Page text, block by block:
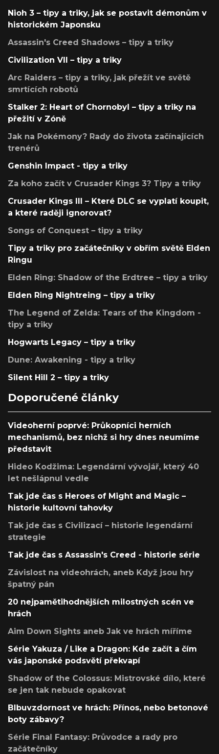
Nioh 3 – tipy a triky, jak se postavit démonům v
historickém Japonsku
Assassin's Creed Shadows – tipy a triky
Civilization VII – tipy a triky
Arc Raiders – tipy a triky, jak přežít ve světě
smrtících robotů
Stalker 2: Heart of Chornobyl – tipy a triky na
přežití v Zóně
Jak na Pokémony? Rady do života začínajících
trenérů
Genshin Impact - tipy a triky
Za koho začít v Crusader Kings 3? Tipy a triky
Crusader Kings III – Které DLC se vyplatí koupit,
a které raději ignorovat?
Songs of Conquest – tipy a triky
Tipy a triky pro začátečníky v obřím světě Elden
Ringu
Elden Ring: Shadow of the Erdtree – tipy a triky
Elden Ring Nightreing – tipy a triky
The Legend of Zelda: Tears of the Kingdom -
tipy a triky
Hogwarts Legacy – tipy a triky
Dune: Awakening - tipy a triky
Silent Hill 2 – tipy a triky
Doporučené články
Videoherní poprvé: Průkopníci herních
mechanismů, bez nichž si hry dnes neumíme
představit
Hideo Kodžima: Legendární vývojář, který 40
let nešlápnul vedle
Tak jde čas s Heroes of Might and Magic –
historie kultovní tahovky
Tak jde čas s Civilizací – historie legendární
strategie
Tak jde čas s Assassin's Creed - historie série
Závislost na videohrách, aneb Když jsou hry
špatný pán
20 nejpamětihodnějších milostných scén ve
hrách
Aim Down Sights aneb Jak ve hrách míříme
Série Yakuza / Like a Dragon: Kde začít a čím
vás japonské podsvětí překvapí
Shadow of the Colossus: Mistrovské dílo, které
se jen tak nebude opakovat
Blbuvzdornost ve hrách: Přínos, nebo betonové
boty zábavy?
Série Final Fantasy: Průvodce a rady pro
začátečníky